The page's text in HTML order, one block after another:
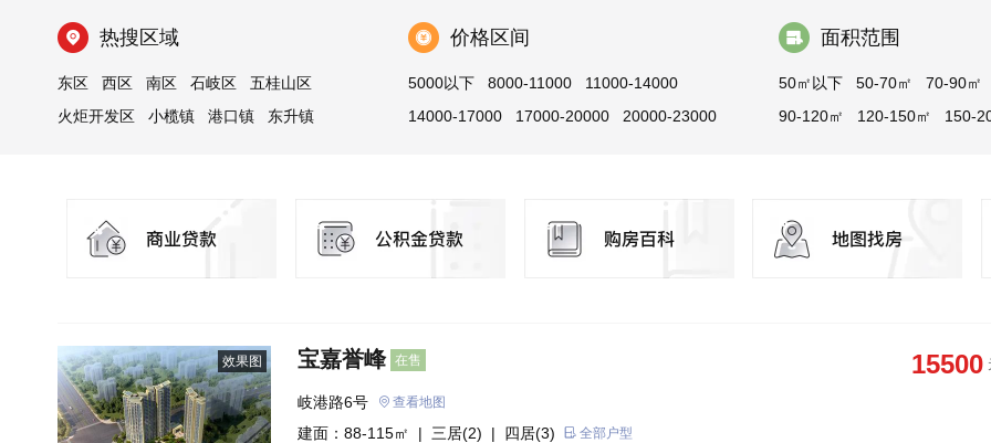
热搜区域
东区 西区 南区 石岐区
五桂山区
火炬开发区
小榄镇 港口镇
东升镇
价格区间
5000以下 8000-11000
11000-14000
14000-17000
17000-20000
20000-23000
面积范围
50㎡以下 50-70㎡
70-90㎡
90-120㎡
120-150㎡
150-
效果图 宝嘉誉峰 在售 15500
岐港路6号 查看地图
建面：88-115㎡ | 三居(2) | 四居(3) 全部户型